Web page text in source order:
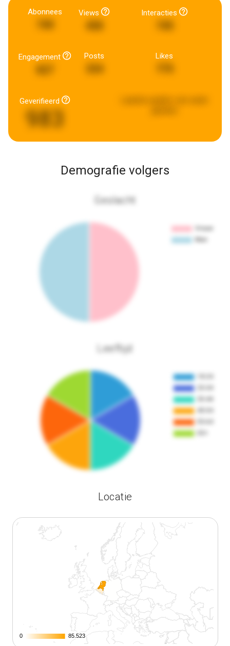
Abonnees Views
458
Interacties
Engagement Posts Likes
Geverifieerd
983
Demografie volgers
Geslacht
Leeftijd
Locatie
0
0 85.523
85.523